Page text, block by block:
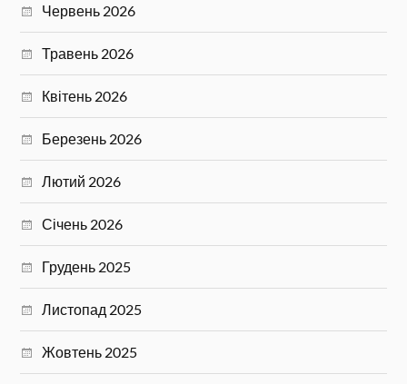
Червень 2026
Травень 2026
Квітень 2026
Березень 2026
Лютий 2026
Січень 2026
Грудень 2025
Листопад 2025
Жовтень 2025